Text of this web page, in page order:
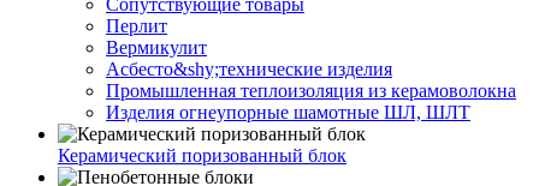
Перлит
Вермикулит
Асбесто&shy;технические изделия
Промышленная теплоизоляция из керамоволокна
Изделия огнеупорные шамотные ШЛ, ШЛТ
Керамический поризованный блок